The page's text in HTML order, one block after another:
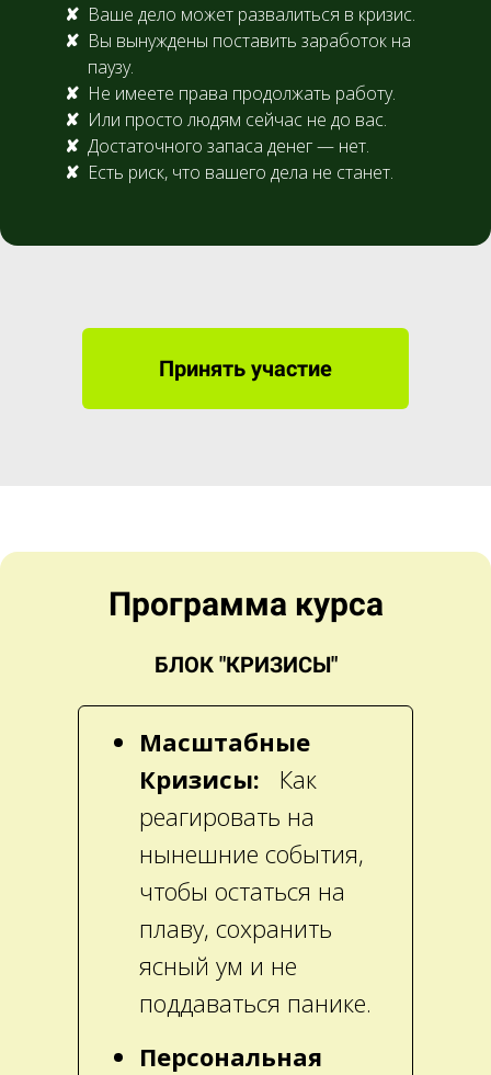
Ваше дело может развалиться в кризис.
Вы вынуждены поставить заработок на
паузу.
Не имеете права продолжать работу.
Или просто людям сейчас не до вас.
Достаточного запаса денег — нет.
Есть риск, что вашего дела не станет.
Принять участие
Программа курса
БЛОК "КРИЗИСЫ"
Масштабные
Кризисы:
Как
реагировать на
нынешние события,
чтобы остаться на
плаву, сохранить
ясный ум и не
поддаваться панике.
Персональная